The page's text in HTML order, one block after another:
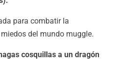
para combatir la
del mundo muggle.
cosquillas a un dragón